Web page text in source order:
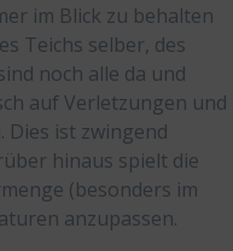
im Blick zu behalten
Teichs selber, des
noch alle da und
auf Verletzungen und
Dies ist zwingend
hinaus spielt die
(besonders im
anzupassen.